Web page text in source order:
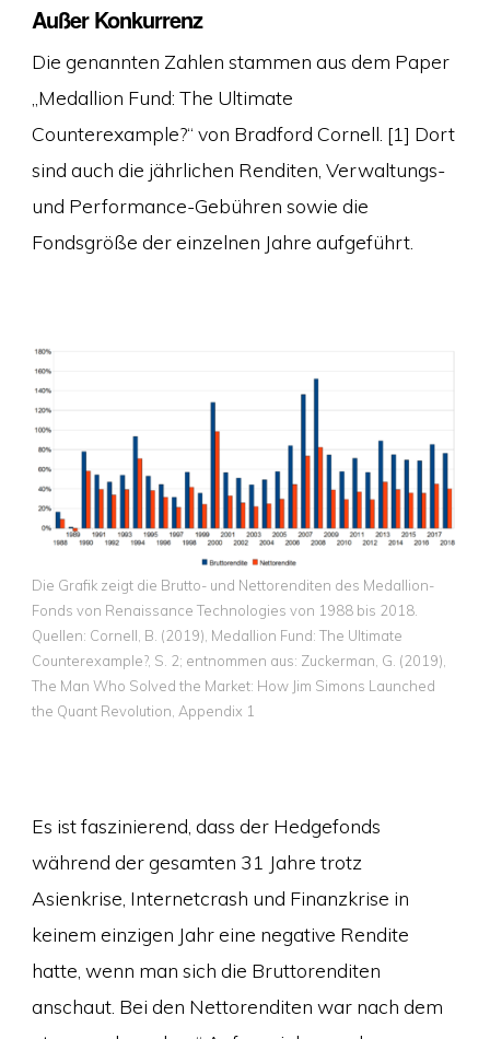
Außer Konkurrenz
Die genannten Zahlen stammen aus dem Paper
„Medallion Fund: The Ultimate
Counterexample?“ von Bradford Cornell. [1] Dort
sind auch die jährlichen Renditen, Verwaltungs-
und Performance-Gebühren sowie die
Fondsgröße der einzelnen Jahre aufgeführt.
Die Grafik zeigt die Brutto- und Nettorenditen des Medallion-
Fonds von Renaissance Technologies von 1988 bis 2018.
Quellen: Cornell, B. (2019), Medallion Fund: The Ultimate
Counterexample?, S. 2; entnommen aus: Zuckerman, G. (2019),
The Man Who Solved the Market: How Jim Simons Launched
the Quant Revolution, Appendix 1
Es ist faszinierend, dass der Hedgefonds
während der gesamten 31 Jahre trotz
Asienkrise, Internetcrash und Finanzkrise in
keinem einzigen Jahr eine negative Rendite
hatte, wenn man sich die Bruttorenditen
anschaut. Bei den Nettorenditen war nach dem